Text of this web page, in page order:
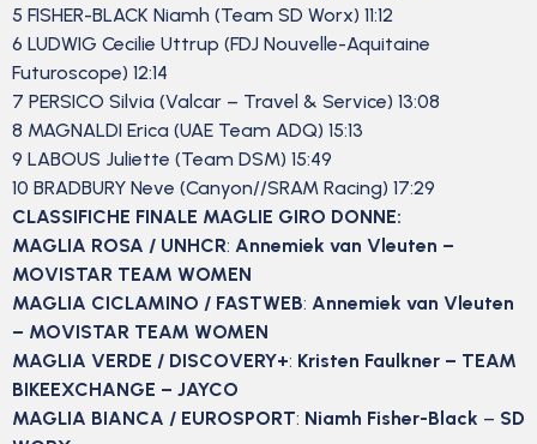
5 FISHER-BLACK Niamh (Team SD Worx) 11:12
6 LUDWIG Cecilie Uttrup (FDJ Nouvelle-Aquitaine
Futuroscope) 12:14
7 PERSICO Silvia (Valcar – Travel & Service) 13:08
8 MAGNALDI Erica (UAE Team ADQ) 15:13
9 LABOUS Juliette (Team DSM) 15:49
10 BRADBURY Neve (Canyon//SRAM Racing) 17:29
CLASSIFICHE FINALE MAGLIE GIRO DONNE:
MAGLIA ROSA / UNHCR: Annemiek van Vleuten –
MOVISTAR TEAM WOMEN
MAGLIA CICLAMINO / FASTWEB: Annemiek van Vleuten
– MOVISTAR TEAM WOMEN
MAGLIA VERDE / DISCOVERY+: Kristen Faulkner – TEAM
BIKEEXCHANGE – JAYCO
MAGLIA BIANCA / EUROSPORT: Niamh Fisher-Black – SD